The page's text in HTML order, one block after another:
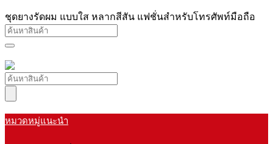
ชุดยางรัดผม แบบใส หลากสีสัน แฟชั่นสําหรับโทรศัพท์มือถือ
หมวดหมู่แนะนำ